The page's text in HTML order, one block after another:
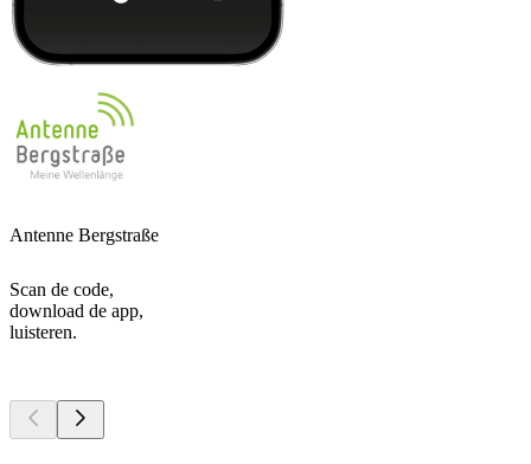
Antenne Bergstraße
Scan de code,
download de app,
luisteren.